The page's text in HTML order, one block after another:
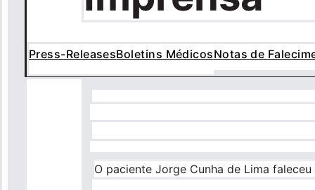
navegação
Press-ReleasesBoletins MédicosNotas de
O paciente Jorge Cunha de Lima